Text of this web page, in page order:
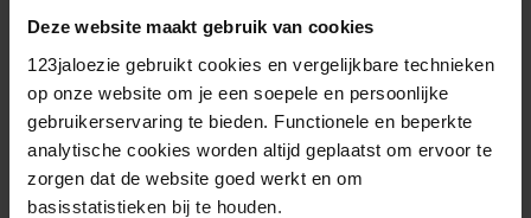
Deze website maakt gebruik van cookies
123jaloezie gebruikt cookies en vergelijkbare technieken
op onze website om je een soepele en persoonlijke
gebruikerservaring te bieden. Functionele en beperkte
analytische cookies worden altijd geplaatst om ervoor te
zorgen dat de website goed werkt en om
basisstatistieken bij te houden.
De perfecte maat.
Raamdecoratie
speciaal voor jou
met de hand
gemaakt
5 jaar
kwaliteitsgarantie
Kom je er niet uit?
Onze